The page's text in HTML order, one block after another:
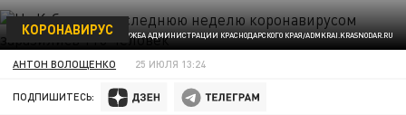
ФОТО: ПРЕСС-СЛУЖБА АДМИНИСТРАЦИИ КРАСНОДАРСКОГО КРАЯ/ADMKRAI.KRASNODAR.RU
КОРОНАВИРУС
АНТОН ВОЛОЩЕНКО 25 ИЮЛЯ 13:24
ПОДПИШИТЕСЬ: